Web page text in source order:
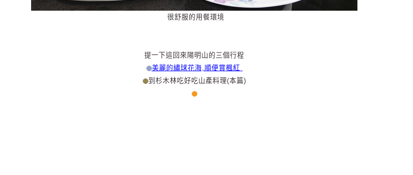
很舒服的用餐環境
提一下這回來陽明山的三個行程
美麗的繡球花海,順便賞楓紅
到杉木林吃好吃山產料理(本篇)